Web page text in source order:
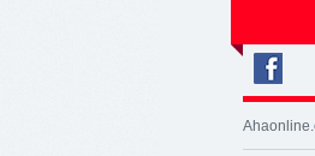
Deník
Aha!
na